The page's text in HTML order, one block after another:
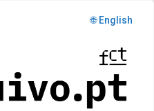
🌐 English